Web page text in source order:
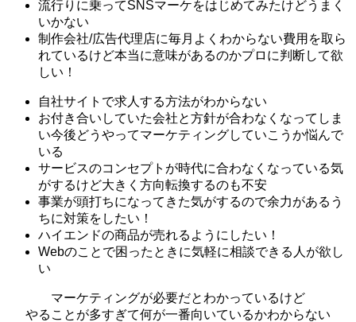
流行りに乗ってSNSマーケをはじめてみたけどうまく
いかない
制作会社/広告代理店に毎月よくわからない費用を取ら
れているけど本当に意味があるのかプロに判断して欲
しい！
自社サイトで求人する方法がわからない
お付き合いしていた会社と方針が合わなくなってしま
い今後どうやってマーケティングしていこうか悩んで
いる
サービスのコンセプトが時代に合わなくなっている気
がするけど大きく方向転換するのも不安
事業が頭打ちになってきた気がするので余力があるう
ちに対策をしたい！
ハイエンドの商品が売れるようにしたい！
Webのことで困ったときに気軽に相談できる人が欲し
い
マーケティングが必要だとわかっているけど
やることが多すぎて何が一番向いているかわからない